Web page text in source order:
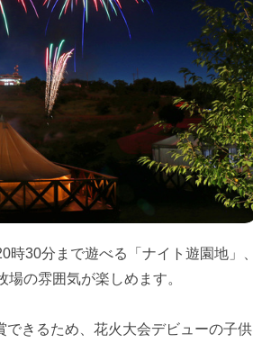
30分まで遊べる「ナイト遊園地」、
の雰囲気が楽しめます。
きるため、花火大会デビューの子供